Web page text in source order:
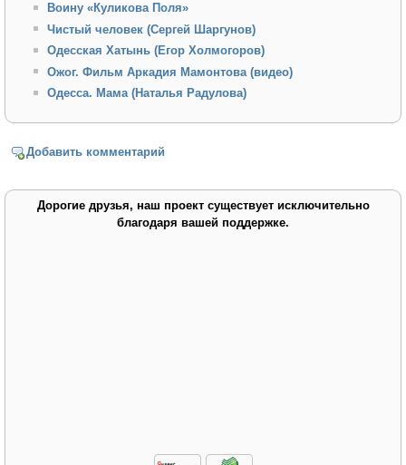
Воину «Куликова Поля»
Чистый человек (Сергей Шаргунов)
Одесская Хатынь (Егор Холмогоров)
Ожог. Фильм Аркадия Мамонтова (видео)
Одесса. Мама (Наталья Радулова)
Добавить комментарий
Дорогие друзья, наш проект существует исключительно
благодаря вашей поддержке.